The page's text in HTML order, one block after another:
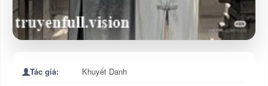
Tác giả: Khuyết Danh